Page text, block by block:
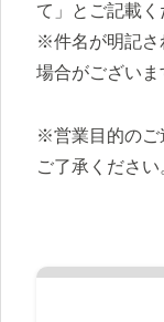
て」とご記載く
※件名が明記さ
場合がございま
※営業目的のご
ご了承ください